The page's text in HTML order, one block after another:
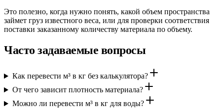
Это полезно, когда нужно понять, какой объем пространства
займет груз известного веса, или для проверки соответствия
поставки заказанному количеству материала по объему.
Часто задаваемые вопросы
Как перевести м³ в кг без калькулятора?
От чего зависит плотность материала?
Можно ли перевести м³ в кг для воды?